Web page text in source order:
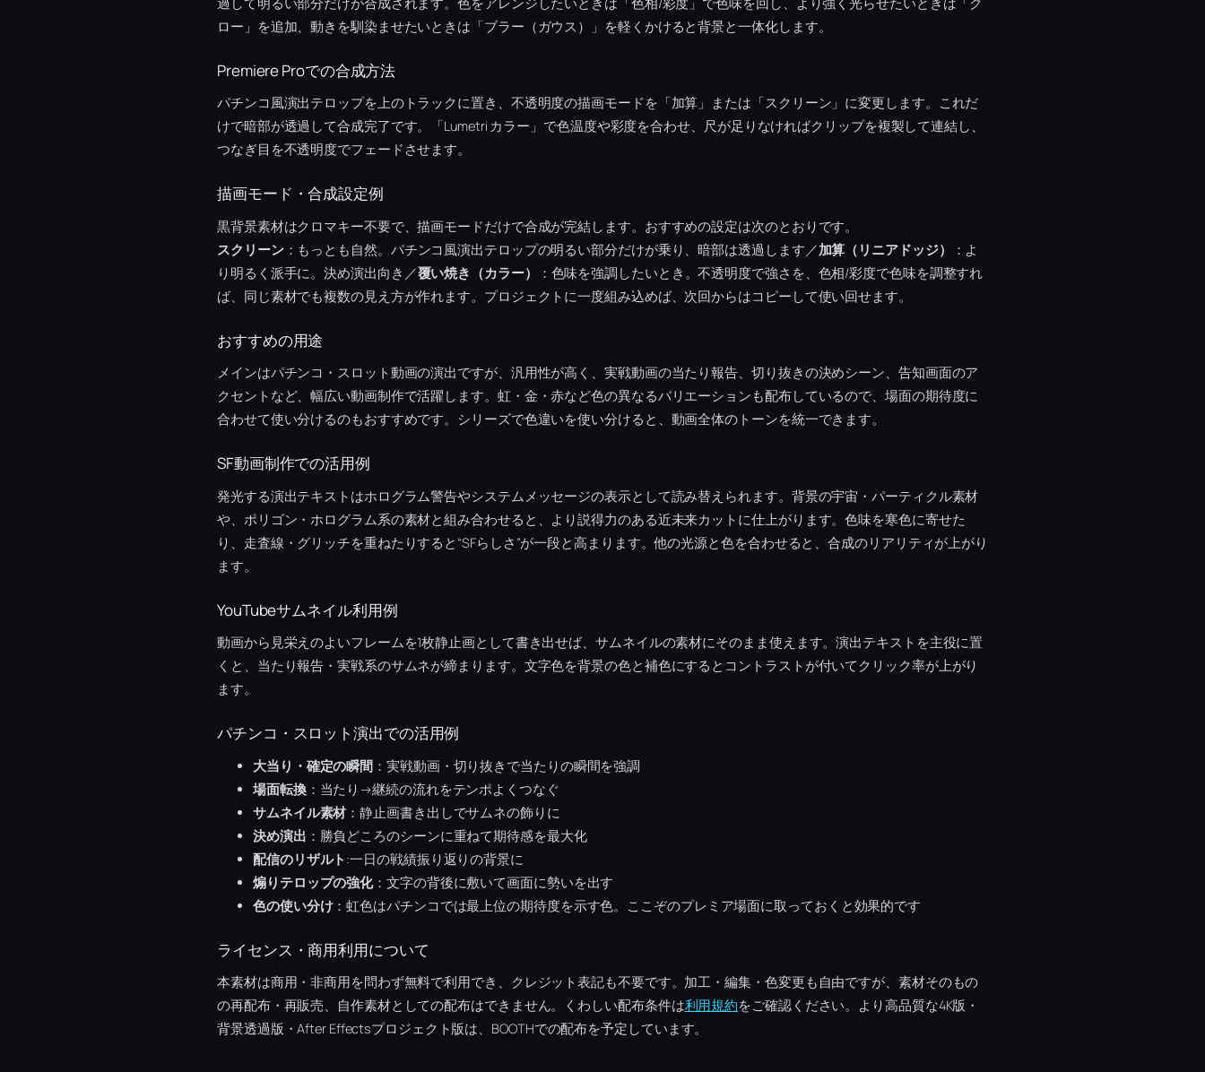
ロー」を追加、動きを馴染ませたいときは「ブラー（ガウス）」を軽くかけると背景と一体化します。
Premiere Proでの合成方法
パチンコ風演出テロップを上のトラックに置き、不透明度の描画モードを「加算」または「スクリーン」に変更します。これだ
けで暗部が透過して合成完了です。「Lumetri カラー」で色温度や彩度を合わせ、尺が足りなければクリップを複製して連結し、
つなぎ目を不透明度でフェードさせます。
描画モード・合成設定例
黒背景素材はクロマキー不要で、描画モードだけで合成が完結します。おすすめの設定は次のとおりです。
スクリーン：もっとも自然。パチンコ風演出テロップの明るい部分だけが乗り、暗部は透過します／加算（リニアドッジ）
：よ
り明るく派手に。決め演出向き／覆い焼き（カラー）
：色味を強調したいとき。不透明度で強さを、色相/彩度で色味を調整すれ
ば、同じ素材でも複数の見え方が作れます。プロジェクトに一度組み込めば、次回からはコピーして使い回せます。
おすすめの用途
メインはパチンコ・スロット動画の演出ですが、汎用性が高く、実戦動画の当たり報告、切り抜きの決めシーン、告知画面のア
クセントなど、幅広い動画制作で活躍します。虹・金・赤など色の異なるバリエーションも配布しているので、場面の期待度に
合わせて使い分けるのもおすすめです。シリーズで色違いを使い分けると、動画全体のトーンを統一できます。
SF動画制作での活用例
発光する演出テキストはホログラム警告やシステムメッセージの表示として読み替えられます。背景の宇宙・パーティクル素材
や、ポリゴン・ホログラム系の素材と組み合わせると、より説得力のある近未来カットに仕上がります。色味を寒色に寄せた
り、走査線・グリッチを重ねたりすると“SFらしさ”が一段と高まります。他の光源と色を合わせると、合成のリアリティが上がり
ます。
YouTubeサムネイル利用例
動画から見栄えのよいフレームを1枚静止画として書き出せば、サムネイルの素材にそのまま使えます。演出テキストを主役に置
くと、当たり報告・実戦系のサムネが締まります。文字色を背景の色と補色にするとコントラストが付いてクリック率が上がり
ます。
パチンコ・スロット演出での活用例
大当り・確定の瞬間 ：実戦動画・切り抜きで当たりの瞬間を強調
場面転換：当たり→継続の流れをテンポよくつなぐ
サムネイル素材 ：静止画書き出しでサムネの飾りに
決め演出 ：勝負どころのシーンに重ねて期待感を最大化
配信のリザルト :一日の戦績振り返りの背景に
煽りテロップの強化：文字の背後に敷いて画面に勢いを出す
色の使い分け：虹色はパチンコでは最上位の期待度を示す色。ここぞのプレミア場面に取っておくと効果的です
ライセンス・商用利用について
本素材は商用・非商用を問わず無料で利用でき、クレジット表記も不要です。加工・編集・色変更も自由ですが、素材そのもの
の再配布・再販売、自作素材としての配布はできません。くわしい配布条件は利用規約をご確認ください。より高品質な4K版・
背景透過版・After Effectsプロジェクト版は、BOOTHでの配布を予定しています。